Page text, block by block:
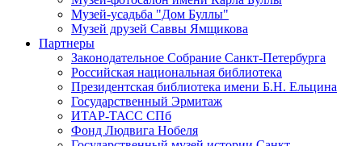
Музей-усадьба "Дом Буллы"
Музей друзей Саввы Ямщикова
Партнеры
Законодательное Собрание Санкт-Петербурга
Российская национальная библиотека
Президентская библиотека имени Б.Н. Ельцина
Государственный Эрмитаж
ИТАР-ТАСС СПб
Фонд Людвига Нобеля